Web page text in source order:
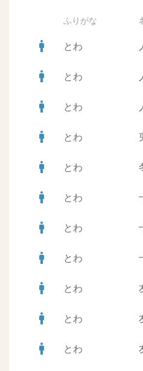
ふりがな
man とわ
man とわ
man とわ
man とわ
man とわ
man とわ
man とわ
man とわ
man とわ
man とわ
man とわ